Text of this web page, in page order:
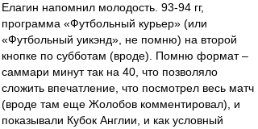
Елагин напомнил молодость. 93-94 гг,
программа «Футбольный курьер» (или
«Футбольный уикэнд», не помню) на второй
кнопке по субботам (вроде). Помню формат –
саммари минут так на 40, что позволяло
сложить впечатление, что посмотрел весь матч
(вроде там еще Жолобов комментировал), и
показывали Кубок Англии, и как условный